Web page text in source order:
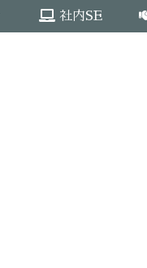
社内SE